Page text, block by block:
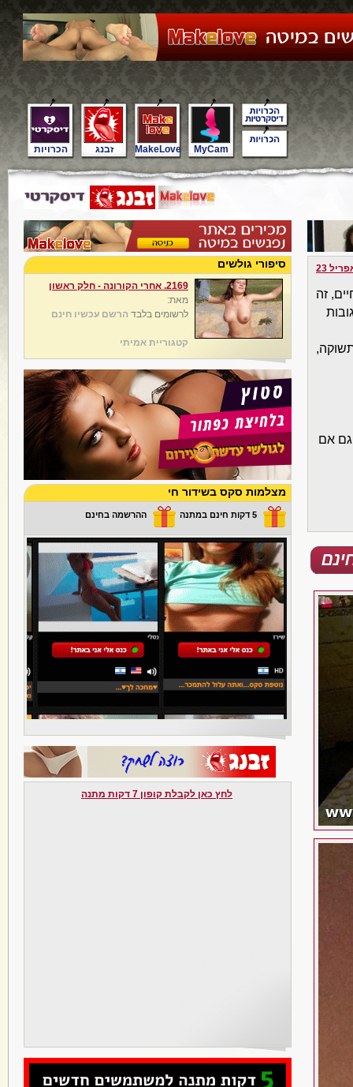
הכרויות זבנג MakeLove MyCam
23
זה
תשוקה,
גם אם
סיפורי גולשים
2169. אחרי הקורונה - חלק ראשון
מאת:
לרשומים בלבד הרשם עכשיו חינם
קטגוריית אמיתי
מצלמות סקס בשידור חי
5 דקות חינם במתנה ההרשמה בחינם
לחץ כאן לקבלת קופון 7 דקות מתנה